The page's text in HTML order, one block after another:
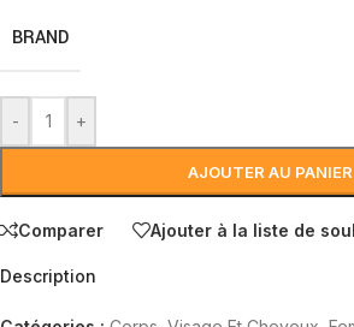
BRAND
- +
AJOUTER AU PANIER
Comparer Ajouter à la liste de
Description